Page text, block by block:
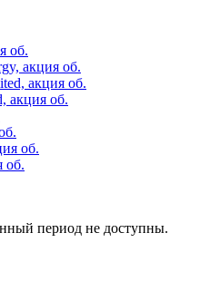
об.
акция об.
акция об.
акция об.
об.
об.
период не доступны.